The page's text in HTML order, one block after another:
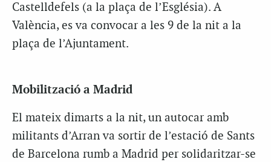
Castelldefels (a la plaça de l’Església). A
València, es va convocar a les 9 de la nit a la
plaça de l’Ajuntament.
Mobilització a Madrid
El mateix dimarts a la nit, un autocar amb
militants d’Arran va sortir de l’estació de Sants
de Barcelona rumb a Madrid per solidaritzar-se